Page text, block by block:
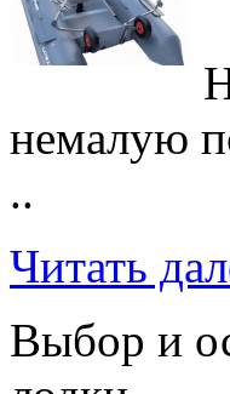
немалую
..
Читать
Выбор и